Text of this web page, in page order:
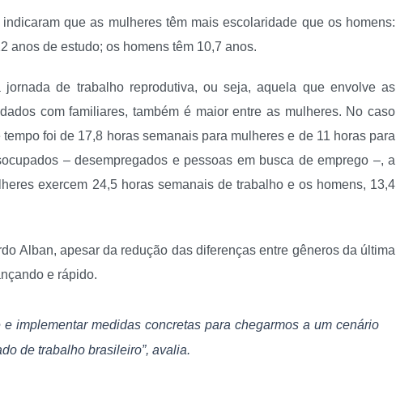
que as mulheres têm mais escolaridade que os homens:
anos de estudo; os homens têm 10,7 anos.
de trabalho reprodutiva, ou seja, aquela que envolve as
com familiares, também é maior entre as mulheres. No caso
foi de 17,8 horas semanais para mulheres e de 11 horas para
– desempregados e pessoas em busca de emprego –, a
exercem 24,5 horas semanais de trabalho e os homens, 13,4
Alban, apesar da redução das diferenças entre gêneros da última
e rápido.
e implementar medidas concretas para chegarmos a um cenário
de trabalho brasileiro”, avalia.